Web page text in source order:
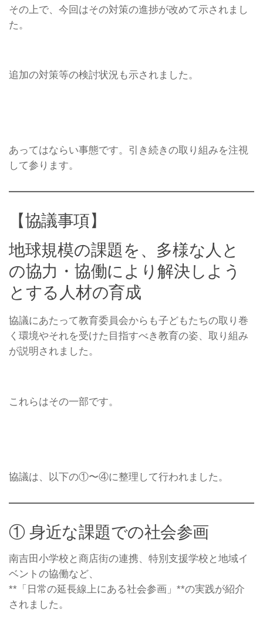
その上で、今回はその対策の進捗が改めて示されまし
た。
追加の対策等の検討状況も示されました。
あってはならい事態です。引き続きの取り組みを注視
して参ります。
【協議事項】
地球規模の課題を、多様な人と
の協力・協働により解決しよう
とする人材の育成
協議にあたって教育委員会からも子どもたちの取り巻
く環境やそれを受けた目指すべき教育の姿、取り組み
が説明されました。
これらはその一部です。
協議は、以下の①〜④に整理して行われました。
① 身近な課題での社会参画
南吉田小学校と商店街の連携、特別支援学校と地域イ
ベントの協働など、
**「日常の延長線上にある社会参画」**の実践が紹介
されました。